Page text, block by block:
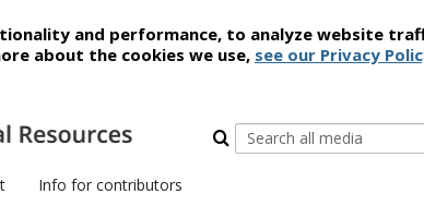
and performance, to analyze website
about the cookies we use, see our Privacy
Info for contributors